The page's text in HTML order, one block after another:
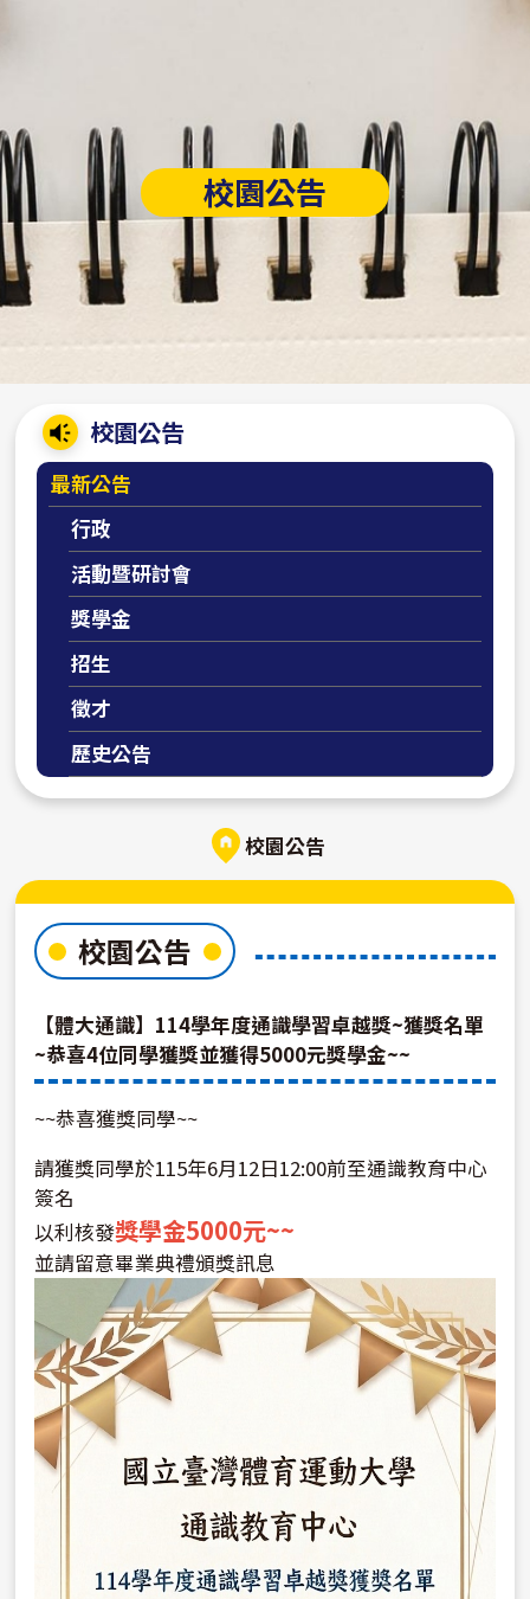
校園公告
校園公告
最新公告
行政
活動暨研討會
獎學金
招生
徵才
歷史公告
校園公告
校園公告
【體大通識】114學年度通識學習卓越獎~獲獎名單
~恭喜4位同學獲獎並獲得5000元獎學金~~
~~恭喜獲獎同學~~
請獲獎同學於115年6月12日12:00前至通識教育中心
簽名
以利核發獎學金5000元~~
並請留意畢業典禮頒獎訊息